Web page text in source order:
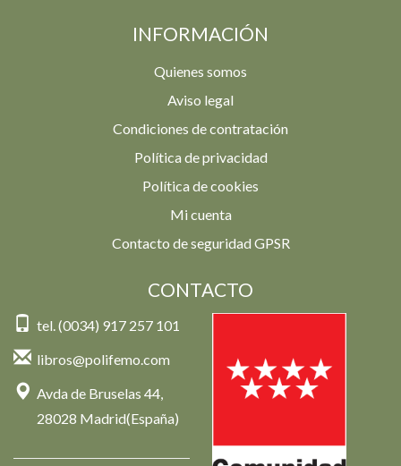
INFORMACIÓN
Quienes somos
Aviso legal
Condiciones de contratación
Política de privacidad
Política de cookies
Mi cuenta
Contacto de seguridad GPSR
CONTACTO
tel. (0034) 917 257 101
libros@polifemo.com
Avda de Bruselas 44,
28028 Madrid(España)